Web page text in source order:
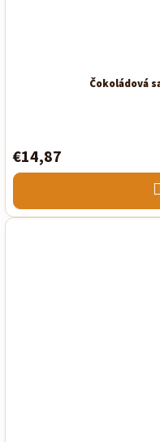
Čokoládová
€14,87